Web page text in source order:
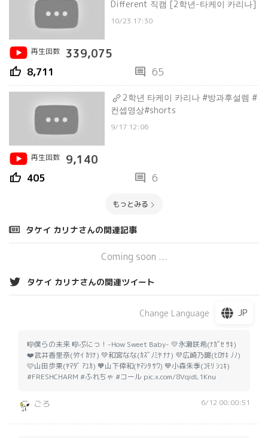
Different 직캠 [2학년-타케이 카리나]
10/23 17:30
再生回数 339,075
thumb_up 8,711 comment 65
2학년 타케이 카리나 #방과후설렘 #
컨셉영상#shorts
9/17 12:06
再生回数 9,140
thumb_up 405 comment 6
もっとみる
タケイ カリナさんの関連記事
Coming soon ...
タケイ カリナさんの関連ツイート
Change Language JP
🎼僕らの未来 🎼ぷにっ！-How Sweet Baby- 💛永瀬咲希(ﾅｶﾞｾ ｻｷ)
❤️武井香里奈(ﾀｹｲ ｶﾘﾅ) 💚和宮なな(ｶｽﾞﾉﾐﾔ ﾅﾅ) 💜広崎乃暖(ﾋﾛｻｷ ﾉﾉ)
🩷山田歩果(ﾔﾏﾀﾞ ｱﾕｶ) 🧡山下倖和(ﾔﾏｼﾀ ｻﾜ) 💙小森朱季(ｺﾓﾘ ｼｭｷ)
#FRESHCHARM #ふれちゃ #コール pic.x.com/8VqidL1Knu
ごろ 6/12 00:00:51